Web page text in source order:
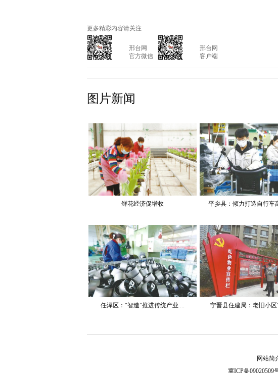
更多精彩内容请关注
			邢台网
			官方微信
			邢台网
			客户端
图片新闻
鲜花经济促增收 平乡县：倾力打造自行车
任泽区：“智造”推进传统产业 ... 宁晋县住建局：老旧小区
网站简
冀ICP备09020509